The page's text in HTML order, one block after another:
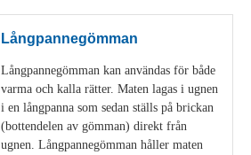
Långpannegömman
Långpannegömman kan användas för både
varma och kalla rätter. Maten lagas i ugnen
i en långpanna som sedan ställs på brickan
(bottendelen av gömman) direkt från
ugnen. Långpannegömman håller maten